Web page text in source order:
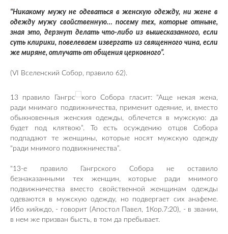
"Никакому мужу не одеваться в женскую одежду, ни жене в
одежду мужу свойственную… посему тех, которые отныне,
зная это, дерзнут делать что-либо из вышесказанного, если
суть клирики, повелеваем извергать из священного чина, если
же миряне, отлучать от общения церковного”.
(VI Вселенский Собор, правило 62).
13 правило Гангрс
кого Собора гласит: "Аще некая жена,
ради мнимаго подвижничества, применит одеяние, и, вместо
обыкновенныя женския одежды, облечется в мужскую: да
будет под клятвою”. То есть осуждению отцов Собора
подпадают те женщины, которые носят мужскую одежду
"ради мнимого подвижничества”.
"13-е правило Гангрского Собора не оставило
безнаказанными тех женщин, которые ради мнимого
подвижничества вместо свойственной женщинам одежды
одеваются в мужскую одежду, но подвергает сих анафеме.
Ибо кийждо, - говорит (Апостол Павел, 1Кор.7:20), - в звании,
в нем же призван бысть, в том да пребывает.